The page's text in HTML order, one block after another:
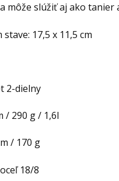
môže slúžiť aj ako tanier
17,5 x 11,5 cm
2-dielny
/ 290 g / 1,6l
/ 170 g
18/8